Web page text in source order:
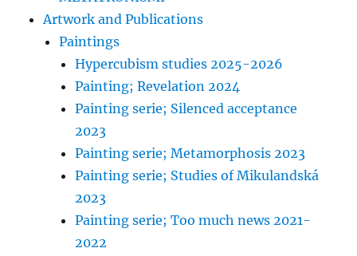
Artwork and Publications
Paintings
Hypercubism studies 2025-2026
Painting; Revelation 2024
Painting serie; Silenced acceptance
2023
Painting serie; Metamorphosis 2023
Painting serie; Studies of Mikulandská
2023
Painting serie; Too much news 2021-
2022